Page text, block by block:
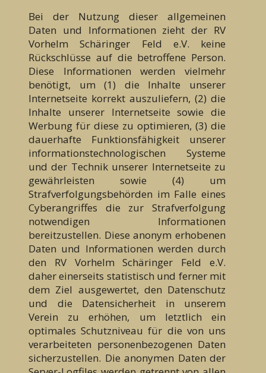
Bei der Nutzung dieser allgemeinen
Daten und Informationen zieht der RV
Vorhelm Schäringer Feld e.V. keine
Rückschlüsse auf die betroffene Person.
Diese Informationen werden vielmehr
benötigt, um (1) die Inhalte unserer
Internetseite korrekt auszuliefern, (2) die
Inhalte unserer Internetseite sowie die
Werbung für diese zu optimieren, (3) die
dauerhafte Funktionsfähigkeit unserer
informationstechnologischen Systeme
und der Technik unserer Internetseite zu
gewährleisten sowie (4) um
Strafverfolgungsbehörden im Falle eines
Cyberangriffes die zur Strafverfolgung
notwendigen Informationen
bereitzustellen. Diese anonym erhobenen
Daten und Informationen werden durch
den RV Vorhelm Schäringer Feld e.V.
daher einerseits statistisch und ferner mit
dem Ziel ausgewertet, den Datenschutz
und die Datensicherheit in unserem
Verein zu erhöhen, um letztlich ein
optimales Schutzniveau für die von uns
verarbeiteten personenbezogenen Daten
sicherzustellen. Die anonymen Daten der